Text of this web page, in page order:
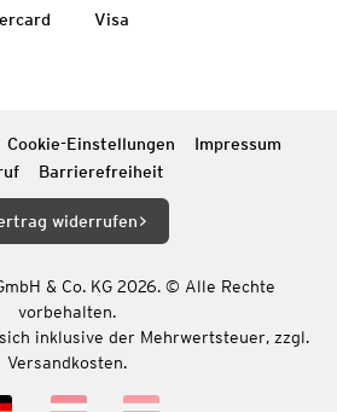
Visa
Cookie-Einstellungen
Impressum
Barrierefreiheit
widerrufen
& Co. KG 2026. © Alle Rechte
vorbehalten.
inklusive der Mehrwertsteuer, zzgl.
Versandkosten.